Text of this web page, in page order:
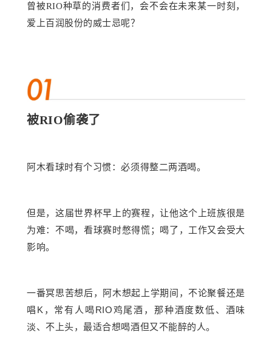
曾被RIO种草的消费者们，会不会在未来某一时刻，
爱上百润股份的威士忌呢？
被RIO偷袭了
阿木看球时有个习惯：必须得整二两酒喝。
但是，这届世界杯早上的赛程，让他这个上班族很是
为难：不喝，看球赛时憋得慌；喝了，工作又会受大
影响。
一番冥思苦想后，阿木想起上学期间，不论聚餐还是
唱 K ，常有人喝RIO鸡尾酒，那种酒度数低、酒味
淡、不上头，最适合想喝酒但又不能醉的人。